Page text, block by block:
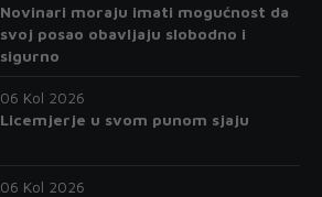
Novinari moraju imati mogućnost da
svoj posao obavljaju slobodno i
sigurno
06 Kol 2026
Licemjerje u svom punom sjaju
06 Kol 2026